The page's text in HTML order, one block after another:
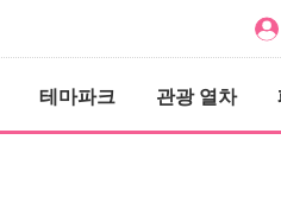
테마파크 관광 열차